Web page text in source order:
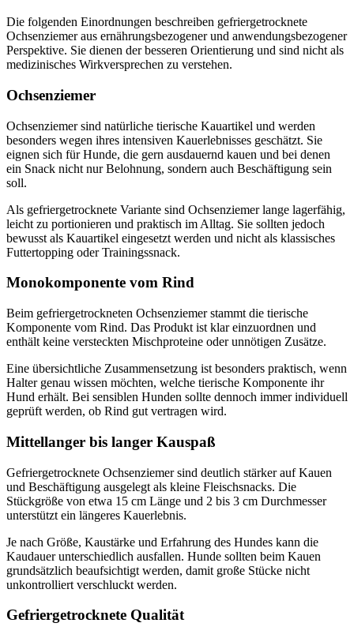
Die folgenden Einordnungen beschreiben gefriergetrocknete
Ochsenziemer aus ernährungsbezogener und anwendungsbezogener
Perspektive. Sie dienen der besseren Orientierung und sind nicht als
medizinisches Wirkversprechen zu verstehen.
Ochsenziemer
Ochsenziemer sind natürliche tierische Kauartikel und werden
besonders wegen ihres intensiven Kauerlebnisses geschätzt. Sie
eignen sich für Hunde, die gern ausdauernd kauen und bei denen
ein Snack nicht nur Belohnung, sondern auch Beschäftigung sein
soll.
Als gefriergetrocknete Variante sind Ochsenziemer lange lagerfähig,
leicht zu portionieren und praktisch im Alltag. Sie sollten jedoch
bewusst als Kauartikel eingesetzt werden und nicht als klassisches
Futtertopping oder Trainingssnack.
Monokomponente vom Rind
Beim gefriergetrockneten Ochsenziemer stammt die tierische
Komponente vom Rind. Das Produkt ist klar einzuordnen und
enthält keine versteckten Mischproteine oder unnötigen Zusätze.
Eine übersichtliche Zusammensetzung ist besonders praktisch, wenn
Halter genau wissen möchten, welche tierische Komponente ihr
Hund erhält. Bei sensiblen Hunden sollte dennoch immer individuell
geprüft werden, ob Rind gut vertragen wird.
Mittellanger bis langer Kauspaß
Gefriergetrocknete Ochsenziemer sind deutlich stärker auf Kauen
und Beschäftigung ausgelegt als kleine Fleischsnacks. Die
Stückgröße von etwa 15 cm Länge und 2 bis 3 cm Durchmesser
unterstützt ein längeres Kauerlebnis.
Je nach Größe, Kaustärke und Erfahrung des Hundes kann die
Kaudauer unterschiedlich ausfallen. Hunde sollten beim Kauen
grundsätzlich beaufsichtigt werden, damit große Stücke nicht
unkontrolliert verschluckt werden.
Gefriergetrocknete Qualität